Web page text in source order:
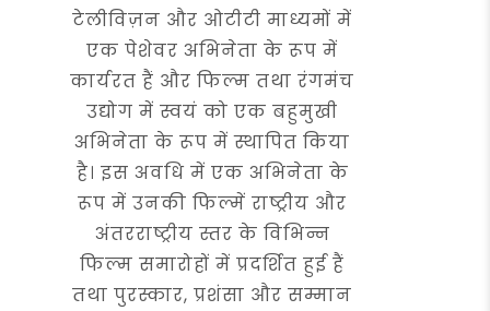
टेलीविज़न और ओटीटी माध्यमों में
एक पेशेवर अभिनेता के रूप में
कार्यरत हैं और फिल्म तथा रंगमंच
उद्योग में स्वयं को एक बहुमुखी
अभिनेता के रूप में स्थापित किया
है। इस अवधि में एक अभिनेता के
रूप में उनकी फिल्में राष्ट्रीय और
अंतरराष्ट्रीय स्तर के विभिन्न
फिल्म समारोहों में प्रदर्शित हुई हैं
तथा पुरस्कार, प्रशंसा और सम्मान